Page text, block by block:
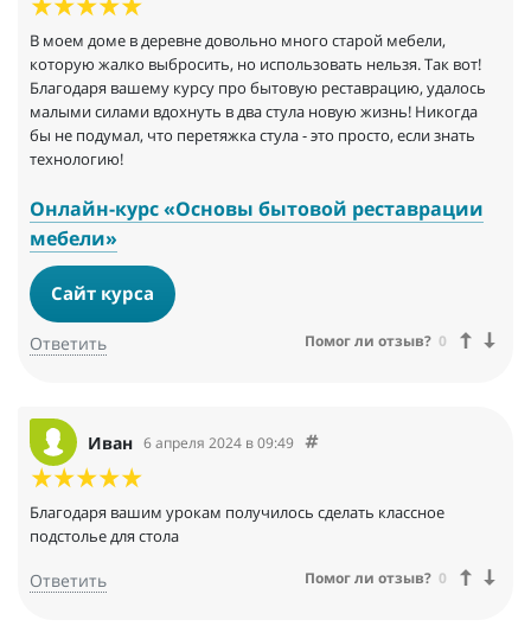
В моем доме в деревне довольно много старой мебели,
которую жалко выбросить, но использовать нельзя. Так вот!
Благодаря вашему курсу про бытовую реставрацию, удалось
малыми силами вдохнуть в два стула новую жизнь! Никогда
бы не подумал, что перетяжка стула - это просто, если знать
технологию!
Онлайн-курс «Основы бытовой реставрации
мебели»
Сайт курса
Ответить Помог ли отзыв? 0
Иван 6 апреля 2024 в 09:49
Благодаря вашим урокам получилось сделать классное
подстолье для стола
Ответить Помог ли отзыв? 0